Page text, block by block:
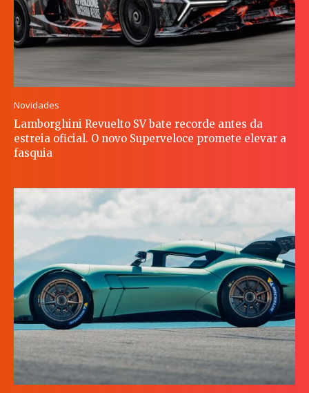
Novidades
Lamborghini Revuelto SV bate recorde antes da
estreia oficial. O novo Superveloce promete elevar a
fasquia